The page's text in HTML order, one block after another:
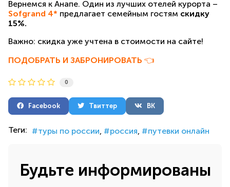
Вернемся к Анапе. Один из лучших отелей курорта –
Sofgrand 4* предлагает семейным гостям скидку
15%.
Важно: скидка уже учтена в стоимости на сайте!
ПОДОБРАТЬ И ЗАБРОНИРОВАТЬ 👈
0
Facebook Твиттер ВК
Теги: туры по россии россия путевки онлайн
Будьте информированы